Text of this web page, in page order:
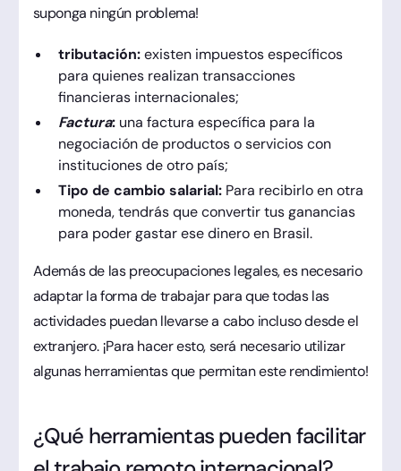
suponga ningún problema!
tributación:existen impuestos específicos
para quienes realizan transacciones
financieras internacionales;
Factura:una factura específica para la
negociación de productos o servicios con
instituciones de otro país;
Tipo de cambio salarial:Para recibirlo en otra
moneda, tendrás que convertir tus ganancias
para poder gastar ese dinero en Brasil.
Además de las preocupaciones legales, es necesario
adaptar la forma de trabajar para que todas las
actividades puedan llevarse a cabo incluso desde el
extranjero. ¡Para hacer esto, será necesario utilizar
algunas herramientas que permitan este rendimiento!
¿Qué herramientas pueden facilitar